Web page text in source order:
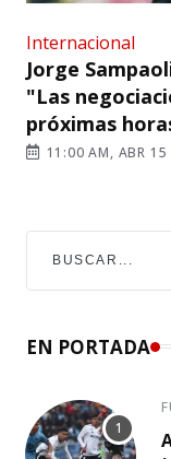
Internacional
Jorge
"Las
próximas
11:00 AM, ABR 15
EN PORTADA